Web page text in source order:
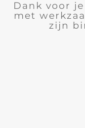
Dank voor
met
zijn